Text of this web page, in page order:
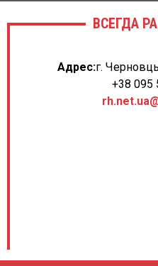
ВСЕГДА
Адрес:г.
+38 095